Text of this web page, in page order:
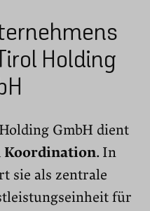
Holding
GmbH dient
Koordina­ti­on. In
sie als zentrale
für